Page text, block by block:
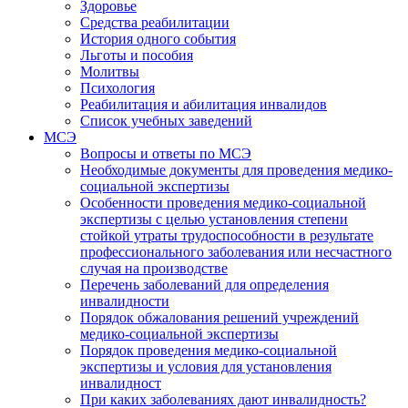
Здоровье
Средства реабилитации
История одного события
Льготы и пособия
Молитвы
Психология
Реабилитация и абилитация инвалидов
Список учебных заведений
МСЭ
Вопросы и ответы по МСЭ
Необходимые документы для проведения медико-
социальной экспертизы
Особенности проведения медико-социальной
экспертизы с целью установления степени
стойкой утраты трудоспособности в результате
профессионального заболевания или несчастного
случая на производстве
Перечень заболеваний для определения
инвалидности
Порядок обжалования решений учреждений
медико-социальной экспертизы
Порядок проведения медико-социальной
экспертизы и условия для установления
инвалидност
При каких заболеваниях дают инвалидность?